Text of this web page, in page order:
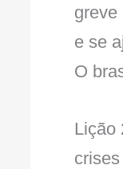
greve
e se
O
Lição
crises